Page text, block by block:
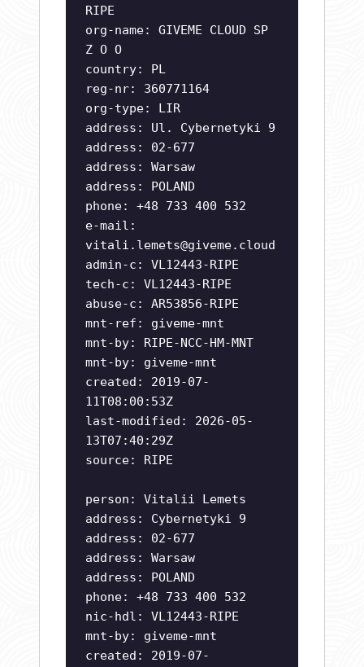
RIPE
org-name: GIVEME CLOUD SP
Z O O
country: PL
reg-nr: 360771164
org-type: LIR
address: Ul. Cybernetyki 9
address: 02-677
address: Warsaw
address: POLAND
phone: +48 733 400 532
e-mail:
vitali.lemets@giveme.cloud
admin-c: VL12443-RIPE
tech-c: VL12443-RIPE
abuse-c: AR53856-RIPE
mnt-ref: giveme-mnt
mnt-by: RIPE-NCC-HM-MNT
mnt-by: giveme-mnt
created: 2019-07-
11T08:00:53Z
last-modified: 2026-05-
13T07:40:29Z
source: RIPE
person: Vitalii Lemets
address: Cybernetyki 9
address: 02-677
address: Warsaw
address: POLAND
phone: +48 733 400 532
nic-hdl: VL12443-RIPE
mnt-by: giveme-mnt
created: 2019-07-